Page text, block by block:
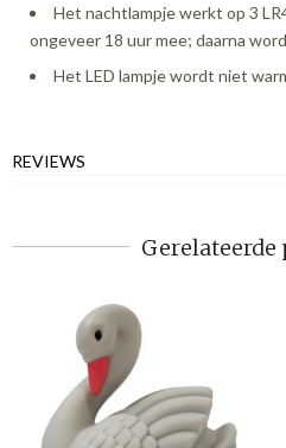
Het nachtlampje werkt op 3
ongeveer 18 uur mee; daarna
Het LED lampje wordt niet
REVIEWS